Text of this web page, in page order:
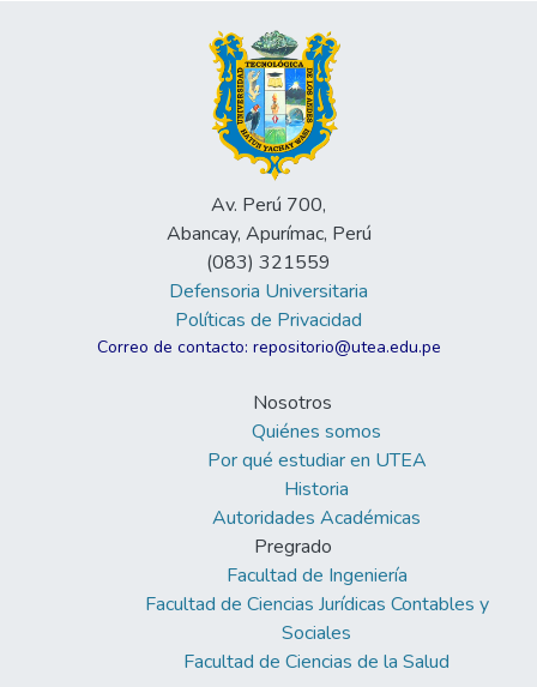
Av. Perú 700,
Abancay, Apurímac, Perú
(083) 321559
Defensoria Universitaria
Políticas de Privacidad
Correo de contacto: repositorio@utea.edu.pe
Nosotros
Quiénes somos
Por qué estudiar en UTEA
Historia
Autoridades Académicas
Pregrado
Facultad de Ingeniería
Facultad de Ciencias Jurídicas Contables y
Sociales
Facultad de Ciencias de la Salud